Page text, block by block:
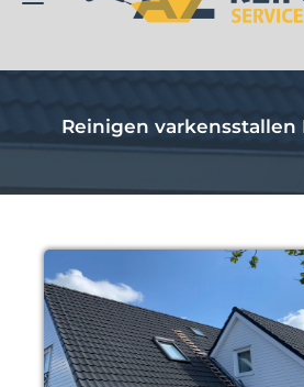
Reinigen varkensstallen